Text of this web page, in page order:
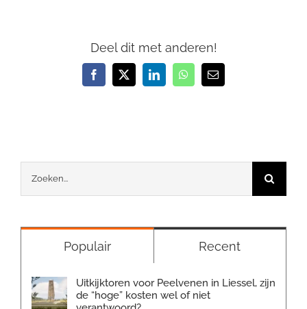
Deel dit met anderen!
Facebook
X LinkedInWhatsApp
E-
mail
Zoeken
naar:
Populair Recent
Uitkijktoren voor Peelvenen in Liessel, zijn
de “hoge” kosten wel of niet